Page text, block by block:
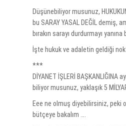
Düşünebiliyor musunuz,
bu SARAY YASAL DEĞİL demiş,
bırakın sarayı durdurmayı
İşte hukuk ve adaletin geldiği
***
DİYANET İŞLERİ BAŞKANLIĞINA
biliyor musunuz, yaklaşık 5
Eee ne olmuş diyebilirsiniz, peki
bütçeye bakalım ….